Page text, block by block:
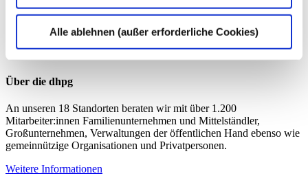
Alle ablehnen (außer erforderliche Cookies)
Über die dhpg
An unseren 18 Standorten beraten wir mit über 1.200
Mitarbeiter:innen Familienunternehmen und Mittelständler,
Großunternehmen, Verwaltungen der öffentlichen Hand ebenso wie
gemeinnützige Organisationen und Privatpersonen.
Weitere Informationen